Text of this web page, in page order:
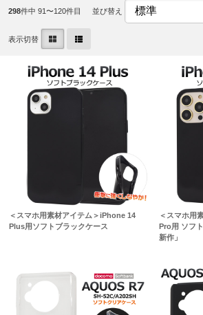
298件中 91〜120件目 並び替え
表示切替
＜スマホ用素材アイテム＞iPhone 14
Plus用ソフトブラックケース
＜スマホ用
Pro用 ソフ
新作」